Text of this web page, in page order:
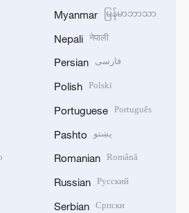
Myanmar မြန်မာဘာသာ
Nepali नेपाली
Persian فارسی
Polish Polski
Portuguese Português
Pashto پښتو
Romanian Română
Russian Русский
Serbian Српски